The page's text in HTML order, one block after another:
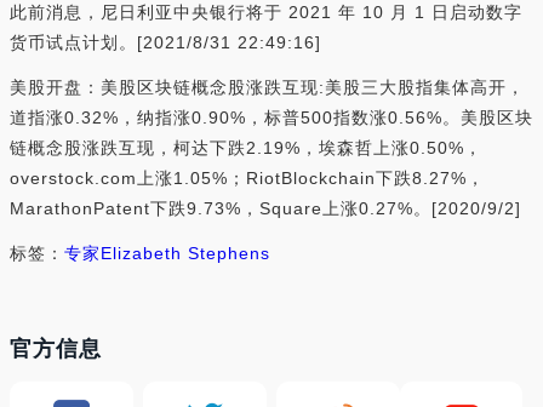
此前消息，尼日利亚中央银行将于 2021 年 10 月 1 日启动数字
货币试点计划。[2021/8/31 22:49:16]
美股开盘：美股区块链概念股涨跌互现:美股三大股指集体高开，
道指涨0.32%，纳指涨0.90%，标普500指数涨0.56%。美股区块
链概念股涨跌互现，柯达下跌2.19%，埃森哲上涨0.50%，
overstock.com上涨1.05%；RiotBlockchain下跌8.27%，
MarathonPatent下跌9.73%，Square上涨0.27%。[2020/9/2]
标签： 专家Elizabeth Stephens
官方信息